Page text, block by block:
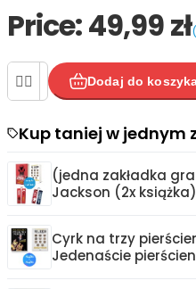
Price:49,99 zł
  Dodaj do
Kup taniej w jednym
(jedna zakładka
Jackson (2x książka)
Cyrk na trzy
Jedenaście